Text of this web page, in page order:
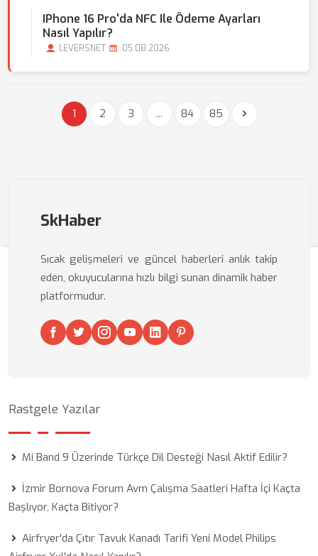
IPhone 16 Pro'da NFC Ile Ödeme Ayarları
Nasıl Yapılır?
LEVERSNET 05.08.2026
1 2 3 ... 84 85
SkHaber
Sıcak gelişmeleri ve güncel haberleri anlık takip
eden, okuyucularına hızlı bilgi sunan dinamik haber
platformudur.
Rastgele Yazılar
Mi Band 9 Üzerinde Türkçe Dil Desteği Nasıl Aktif Edilir?
İzmir Bornova Forum Avm Çalışma Saatleri Hafta İçi Kaçta
Başlıyor, Kaçta Bitiyor?
Airfryer'da Çıtır Tavuk Kanadı Tarifi Yeni Model Philips